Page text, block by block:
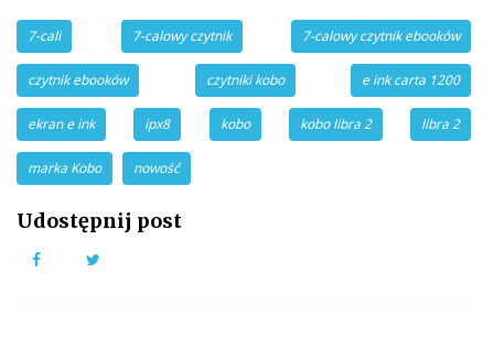
7-cali 7-calowy czytnik 7-calowy czytnik ebooków
czytnik ebooków czytniki kobo e ink carta 1200
ekran e ink ipx8 kobo kobo libra 2 libra 2
marka Kobo nowość
Udostępnij post
Facebook